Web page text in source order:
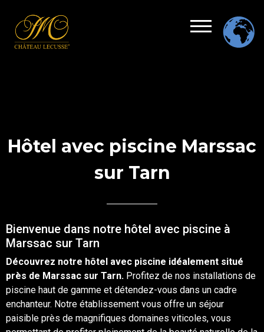
Hôtel avec piscine Marssac
sur Tarn
Bienvenue dans notre hôtel avec piscine à
Marssac sur Tarn
Découvrez notre hôtel avec piscine idéalement situé
près de Marssac sur Tarn. Profitez de nos installations de
piscine haut de gamme et détendez-vous dans un cadre
enchanteur. Notre établissement vous offre un séjour
paisible près de magnifiques domaines viticoles, vous